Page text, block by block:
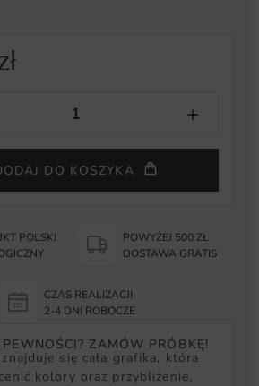
DO KOSZYKA
POLSKI
POWYŻEJ 500 ZŁ
DOSTAWA GRATIS
CZAS REALIZACJI
2-4 DNI ROBOCZE
ZAMÓW PRÓBKĘ!
się cała grafika, która
kolory oraz przybliżenie,